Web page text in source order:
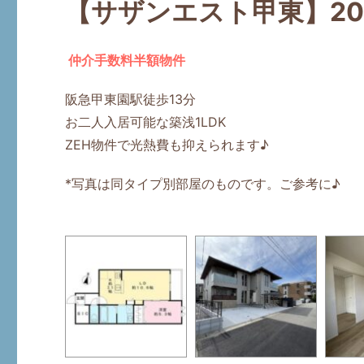
【サザンエスト甲東】
仲介手数料半額物件
阪急甲東園駅徒歩13分
お二人入居可能な築浅1LDK
ZEH物件で光熱費も抑えられます♪
*写真は同タイプ別部屋のものです。ご参考に♪